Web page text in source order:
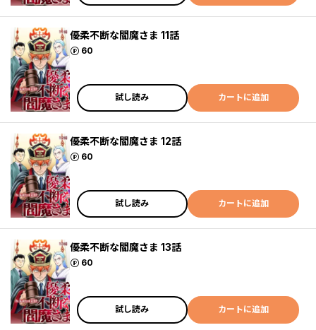
優柔不断な閻魔さま 11話
60
ポイント
試し読み カートに追加
優柔不断な閻魔さま 12話
60
ポイント
試し読み カートに追加
優柔不断な閻魔さま 13話
60
ポイント
試し読み カートに追加